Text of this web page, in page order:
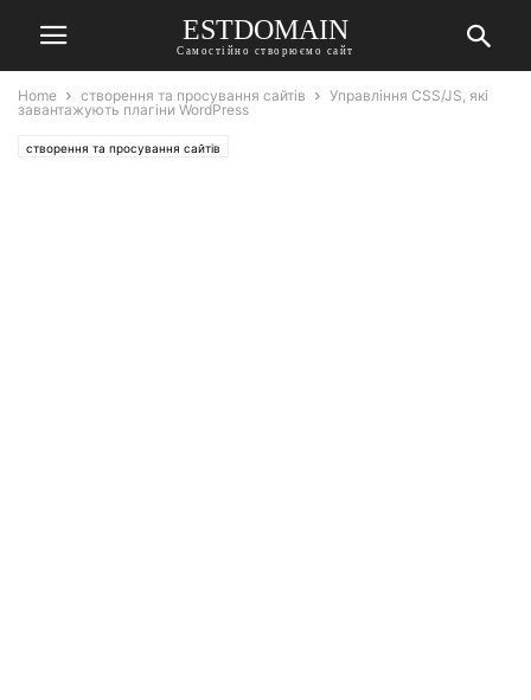
ESTDOMAIN
Самостійно створюємо сайт
Home створення та просування сайтів
Управління CSS/JS, які
завантажують плагіни WordPress
створення та просування сайтів